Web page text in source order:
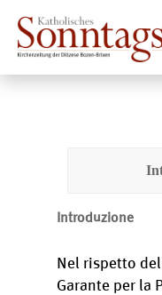
Introduzione
Nel rispetto
Garante per la